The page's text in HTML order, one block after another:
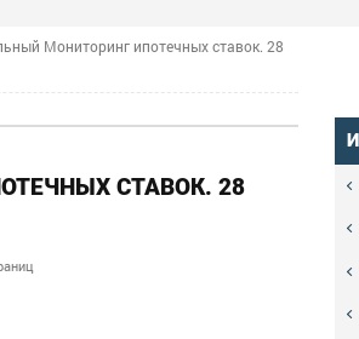
Мониторинг ипотечных ставок. 28
СТАВОК. 28